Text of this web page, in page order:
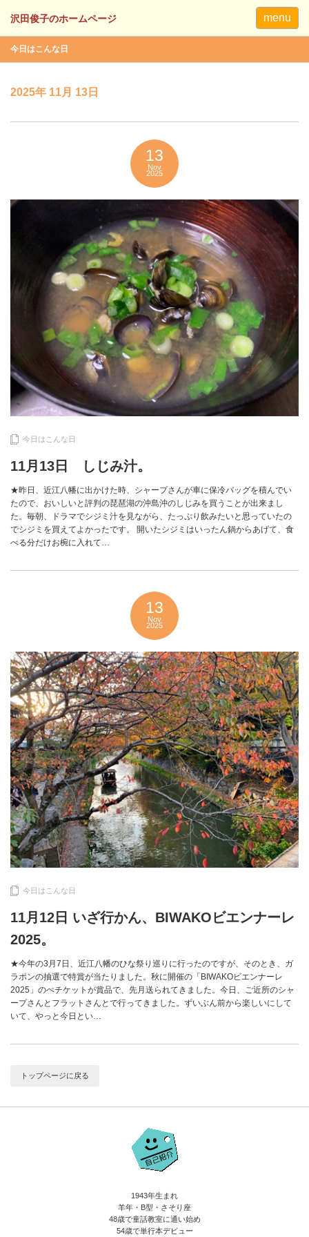
menu
今日はこんな日
2025年 11月 13日
13
Nov
2025
今日はこんな日
11月13日 しじみ汁。
★昨日、近江八幡に出かけた時、シャープさんが車に保冷バッグを積んでい
たので、おいしいと評判の琵琶湖の沖島沖のしじみを買うことが出来まし
た。毎朝、ドラマでシジミ汁を見ながら、たっぷり飲みたいと思っていたの
でシジミを買えてよかったです。 開いたシジミはいったん鍋からあげて、食
べる分だけお椀に入れて…
13
Nov
2025
今日はこんな日
11月12日 いざ行かん、BIWAKOビエンナーレ
2025。
★今年の3月7日、近江八幡のひな祭り巡りに行ったのですが、そのとき、ガ
ラポンの抽選で特賞が当たりました。秋に開催の「BIWAKOビエンナーレ
2025」のぺチケットが賞品で、先月送られてきました。今日、ご近所のシャ
ープさんとフラットさんとで行ってきました。ずいぶん前から楽しいにして
いて、やっと今日とい…
トップページに戻る
1943年生まれ
羊年・B型・さそり座
48歳で童話教室に通い始め
54歳で単行本デビュー